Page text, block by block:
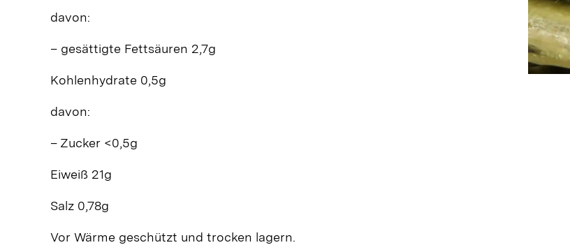
davon:
– gesättigte Fettsäuren 2,7g
Kohlenhydrate 0,5g
davon:
– Zucker <0,5g
Eiweiß 21g
Salz 0,78g
Vor Wärme geschützt und trocken lagern.